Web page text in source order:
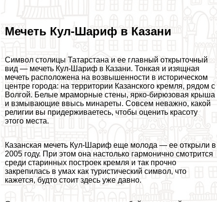
Мечеть Кул-Шариф в Казани
Символ столицы Татарстана и ее главный открыточный
вид — мечеть Кул-Шариф в Казани. Тонкая и изящная
мечеть расположена на возвышенности в историческом
центре города: на территории Казанского кремля, рядом с
Волгой. Белые мраморные стены, ярко-бирюзовая крыша
и взмывающие ввысь минареты. Совсем неважно, какой
религии вы придерживаетесь, чтобы оценить красоту
этого места.
Казанская мечеть Кул-Шариф еще молода — ее открыли в
2005 году. При этом она настолько гармонично смотрится
среди старинных построек кремля и так прочно
закрепилась в умах как туристический символ, что
кажется, будто стоит здесь уже давно.